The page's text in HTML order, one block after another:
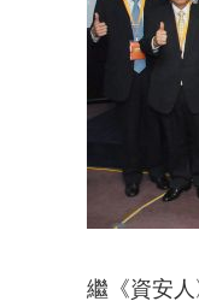
繼《資安